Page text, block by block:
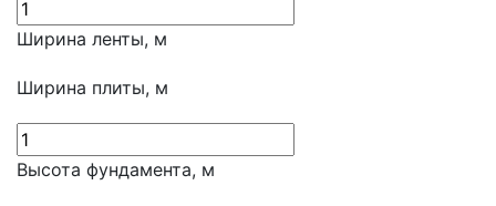
Ширина ленты, м
Ширина плиты, м
Высота фундамента, м